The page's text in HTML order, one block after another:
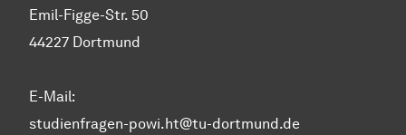
Emil-Figge-Str. 50
44227 Dortmund
E-Mail:
studienfragen-powi.ht@tu-dortmund.de